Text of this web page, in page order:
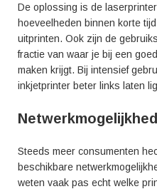
De oplossing is de
hoeveelheden binnen korte
uitprinten. Ook zijn de
fractie van waar je bij een
maken krijgt. Bij intensief
inkjetprinter beter links laten
Steeds meer consumenten
beschikbare
weten vaak pas echt welke